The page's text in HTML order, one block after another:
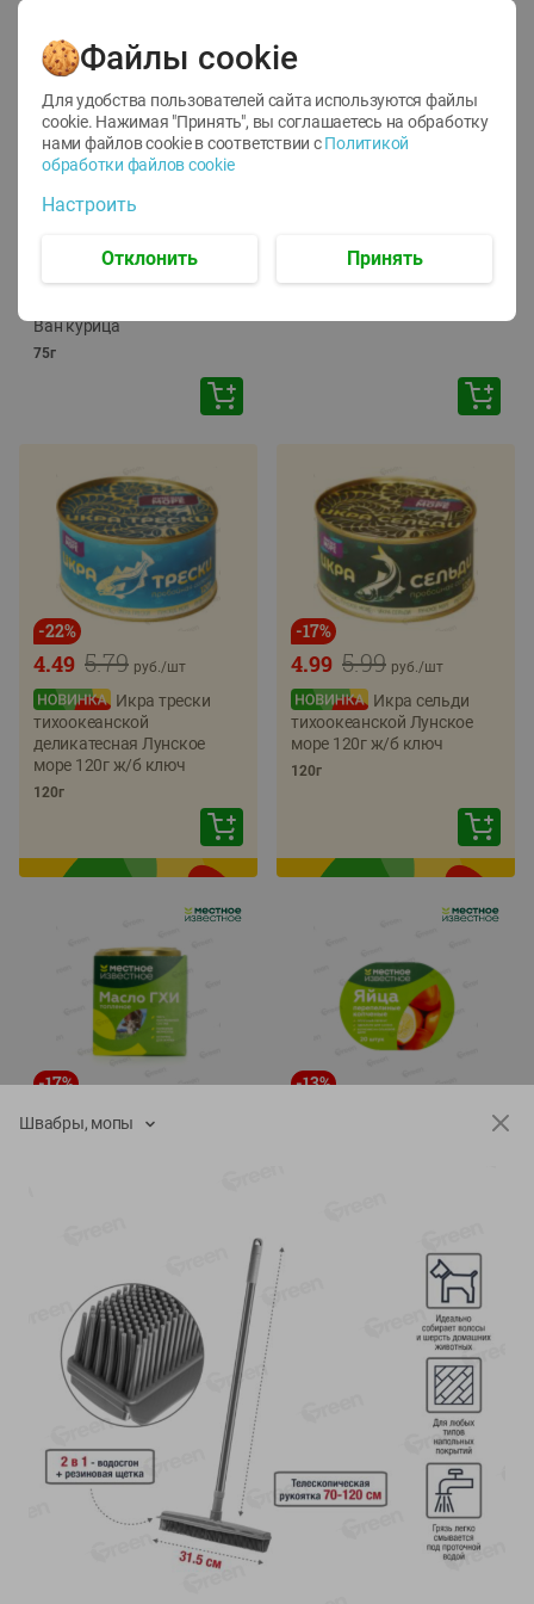
12
1.05 руб./
руб./шт
Корм влаж. для кош. с
Ван курица
75г
ТОФУ Vegetus ТВЕРДЫЙ
-22%
5.79
4.49 руб./шт
Икра трески
тихоокеанской
деликатесная Лунское
море 120г ж/б ключ
120г
-17%
5.99
4.99 руб./шт
Икра сельди
тихоокеанской Лунское
море 120г ж/б ключ
120г
-17%
13.99
11.59 руб./
-13%
Показано 1-14 из 79
Показать 15-28 из 79
Швабры, мопы
Файлы cookie
Для удобства пользователей сайта используются файлы
cookie. Нажимая "Принять", вы соглашаетесь на обработку
нами файлов cookie в соответствии с Политикой
обработки файлов cookie
Настроить
Отклонить Принять